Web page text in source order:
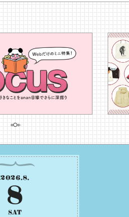
2026.8.
8
SAT